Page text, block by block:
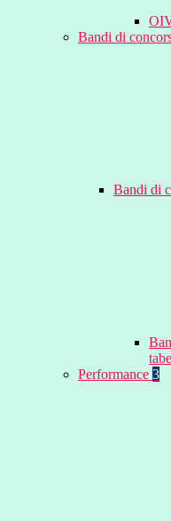
Bandi di
Bandi di
Performance 3